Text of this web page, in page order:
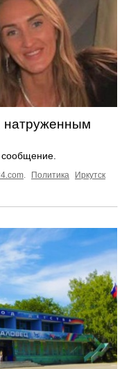
натруженным
сообщение.
. Политика
Иркутск